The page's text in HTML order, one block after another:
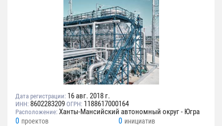
Дата регистрации: 16 авг. 2018 г.
ИНН: 8602283209 ОГРН: 1188617000164
Расположение: Ханты-Мансийский автономный округ - Югра
0 проектов 0 инициатив